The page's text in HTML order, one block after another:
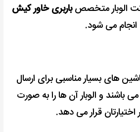
الوبار متخصصباربری خاور کیش
انجام می شود.
های بسیار مناسبی برای ارسال
باشند و الوبار آن ها را به صورت
قرار می دهد.